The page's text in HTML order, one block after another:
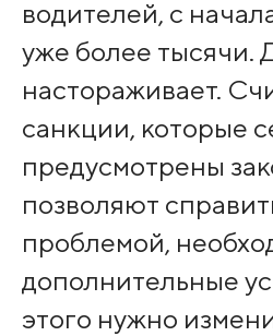
водителей, с
уже более тысячи.
настораживает.
санкции, которые
предусмотрены
позволяют
проблемой,
дополнительные
этого нужно